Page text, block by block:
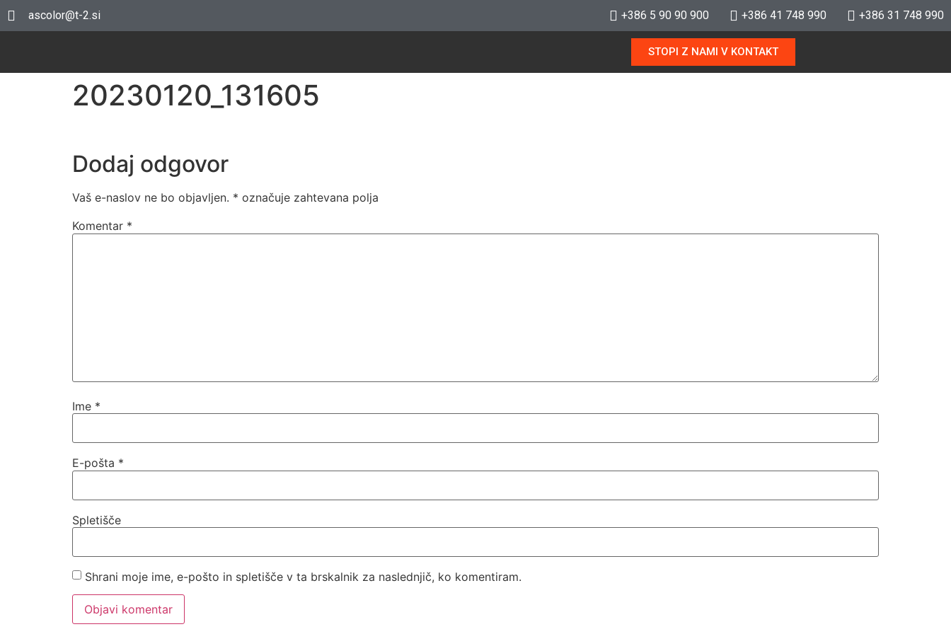
ascolor@t-2.si +386 5 90 90 900 +386 41 748 990 +386 31 748 990
STOPI Z NAMI V KONTAKT
20230120_131605
Dodaj odgovor
Vaš e-naslov ne bo objavljen. * označuje zahtevana polja
Komentar *
Ime *
E-pošta *
Spletišče
Shrani moje ime, e-pošto in spletišče v ta brskalnik za naslednjič, ko komentiram.